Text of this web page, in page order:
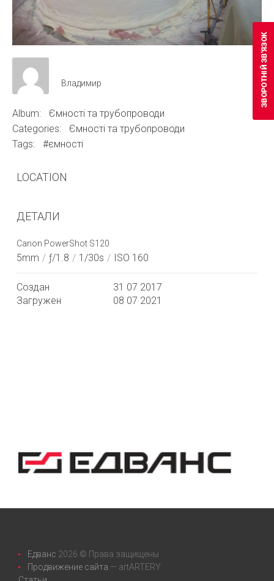
Владимир
Album:
Ємності та трубопроводи
Categories:
Ємності та трубопроводи
Tags:
#ємності
LOCATION
ДЕТАЛИ
Canon PowerShot S120
5mm / ƒ/1.8 / 1/30s / ISO 160
Создан
31 07 2017
Загружен
08 07 2021
Едванс 2026 © Права защищены
Продвижение сайта — artARTERY